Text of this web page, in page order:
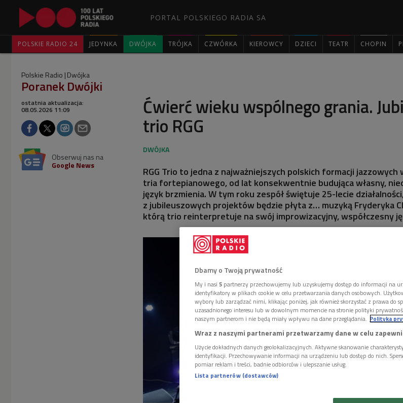
PORTAL POLSKIEGO RADIA SA
POLSKIE RADIO 24 JEDYNKA DWÓJKA TRÓJKA CZWÓRKA KIEROWCY DZIECI TEATR CHOPIN
Polskie Radio Dwójka
Poranek Dwójki
Ćwierć wieku wspólnego grania.
trio RGG
ostatnia aktualizacja:
08.05.2026 11:09
Obserwuj nas na
Google News
RGG Trio to jedna z najważniejszych polskich formacji jazzowych
tria fortepianowego, od lat konsekwentnie budująca własny,
język brzmienia. W tym roku zespół świętuje 25-lecie
z jubileuszowych projektów będzie płyta z… muzyką Fryderyka
którą trio reinterpretuje na swój improwizacyjny, współczesny
Dbamy o Twoją prywatność
My i nasi 5 partnerzy przechowujemy lub uzyskujemy dostęp do informacji na
identyfikatory w plikach cookie w celu przetwarzania danych osobowych.
wybory lub zarządzać nimi, klikając poniżej, jak również skorzystać z prawa do
uzasadnionego interesu lub w dowolnym momencie na stronie polityki
naszym partnerom i nie będą miały wpływu na dane przeglądania. Polityka
Wraz z naszymi partnerami przetwarzamy dane w celu
Użycie dokładnych danych geolokalizacyjnych. Aktywne skanowanie
identyfikacji. Przechowywanie informacji na urządzeniu lub dostęp do nich.
pomiar reklam i treści, badnie odbiorców i ulepszanie usług.
Lista partnerów (dostawców)